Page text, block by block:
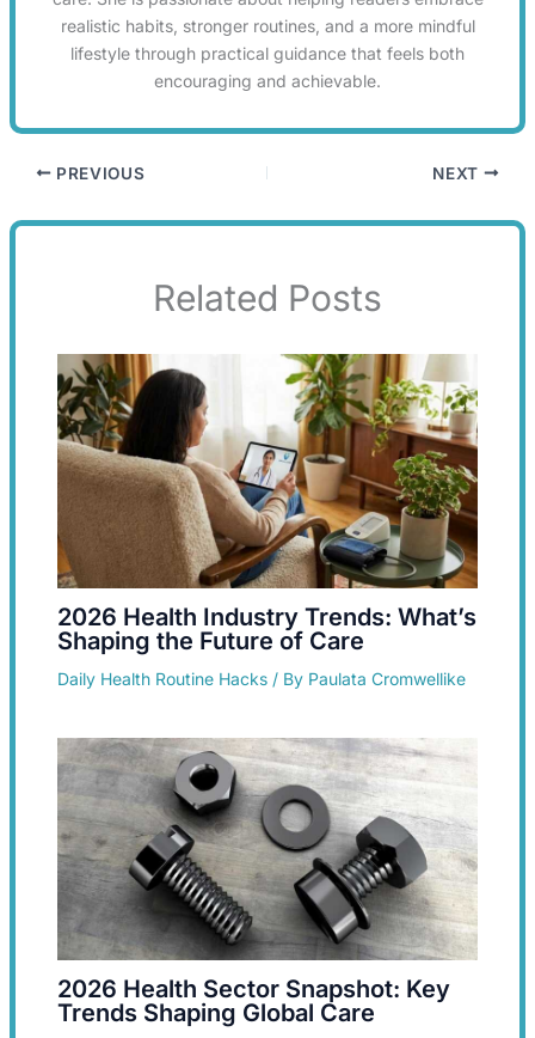
realistic habits, stronger routines, and a more mindful
lifestyle through practical guidance that feels both
encouraging and achievable.
PREVIOUS NEXT
Related Posts
2026 Health Industry Trends: What’s
Shaping the Future of Care
Daily Health Routine Hacks/ By Paulata Cromwellike
2026 Health Sector Snapshot: Key
Trends Shaping Global Care